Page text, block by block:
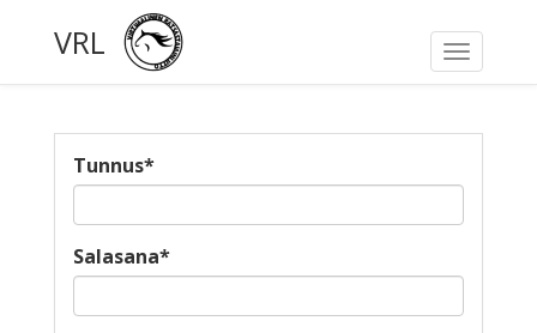
Toggle
VRL
Tunnus*
Salasana*